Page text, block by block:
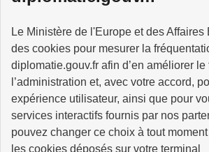
Le Ministère de l'Europe et des
des cookies pour mesurer la
diplomatie.gouv.fr afin d’en améliorer
l’administration et, avec votre accord,
expérience utilisateur, ainsi que pour
services interactifs fournis par nos
pouvez changer ce choix à tout moment
les cookies déposés sur votre terminal
Visiter la page X
Suivez-nous surVisiter le compte
Visiter le
MINISTÈRE
DE L'EUROPE
ET DES AFFAIRES
ÉTRANGÈRES